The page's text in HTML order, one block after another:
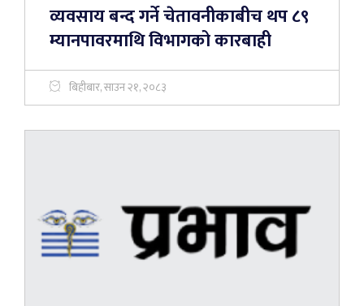
व्यवसाय बन्द गर्ने चेतावनीकाबीच थप ८९
म्यानपावरमाथि विभागको कारबाही
बिहीबार, साउन २१, २०८३